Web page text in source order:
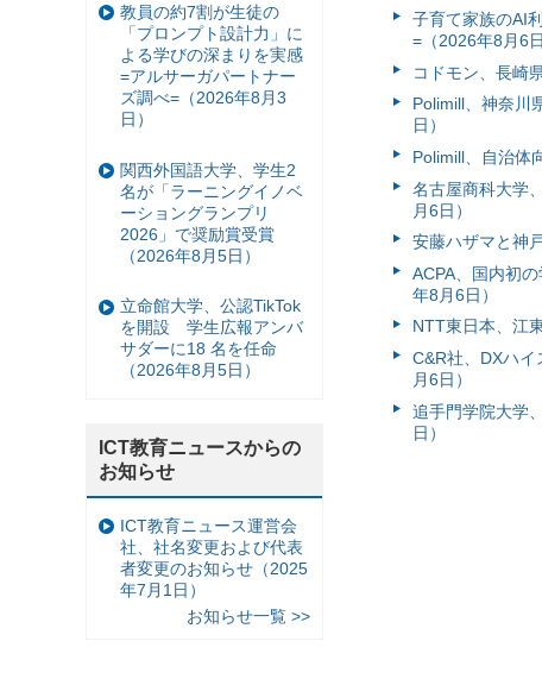
子育て家族のAI
=（2026年8月6日
コドモン、長崎
Polimill、神奈川
日）
Polimill、自治体
名古屋商科大学
月6日）
安藤ハザマと神
ACPA、国内初
年8月6日）
NTT東日本、江
C&R社、DXハ
月6日）
追手門学院大学
日）
教員の約7割が生徒の
「プロンプト設計力」に
よる学びの深まりを実感
=アルサーガパートナー
ズ調べ=（2026年8月3
日）
関西外国語大学、学生2
名が「ラーニングイノベ
ーショングランプリ
2026」で奨励賞受賞
（2026年8月5日）
立命館大学、公認TikTok
を開設 学生広報アンバ
サダーに18 名を任命
（2026年8月5日）
ICT教育ニュースからの
お知らせ
ICT教育ニュース運営会
社、社名変更および代表
者変更のお知らせ（2025
年7月1日）
お知らせ一覧 >>